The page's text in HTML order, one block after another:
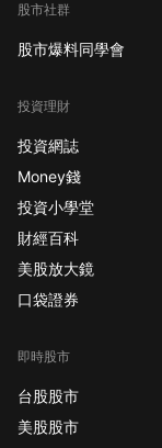
股市社群
股市爆料同學會
投資理財
投資網誌
Money錢
投資小學堂
財經百科
美股放大鏡
口袋證券
即時股市
台股股市
美股股市